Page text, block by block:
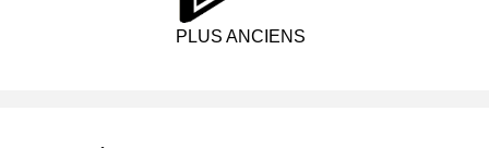
PLUS ANCIENS